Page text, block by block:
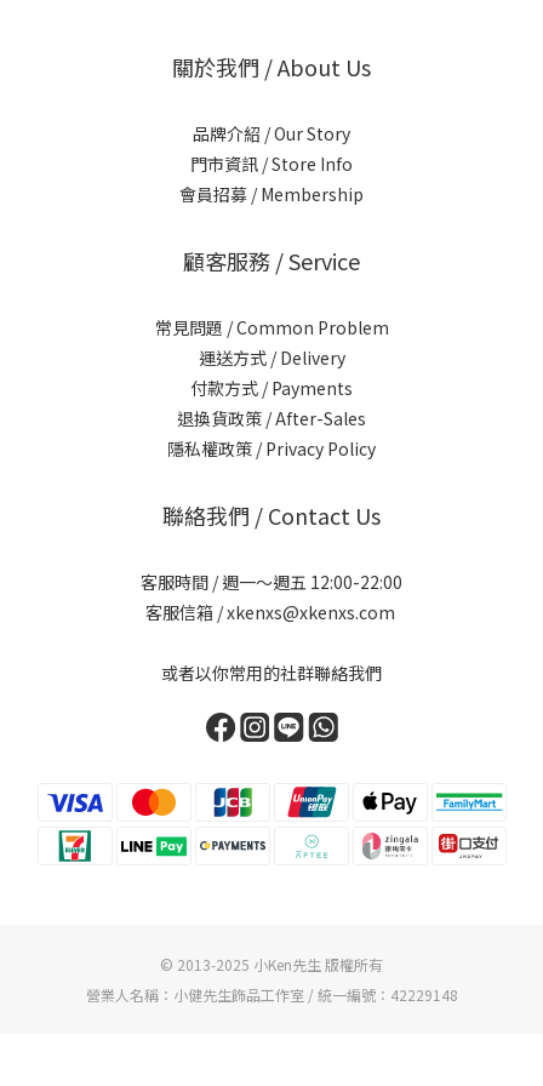
關於我們 / About Us
品牌介紹 / Our Story
門市資訊 / Store Info
會員招募 / Membership
顧客服務 / Service
常見問題 / Common Problem
運送方式 / Delivery
付款方式 / Payments
退換貨政策 / After-Sales
隱私權政策 / Privacy Policy
聯絡我們 / Contact Us
客服時間 / 週一～週五 12:00-22:00
客服信箱 / xkenxs@xkenxs.com
或者以你常用的社群聯絡我們
© 2013-2025 小Ken先生 版權所有
營業人名稱：小健先生飾品工作室 / 統一編號：42229148